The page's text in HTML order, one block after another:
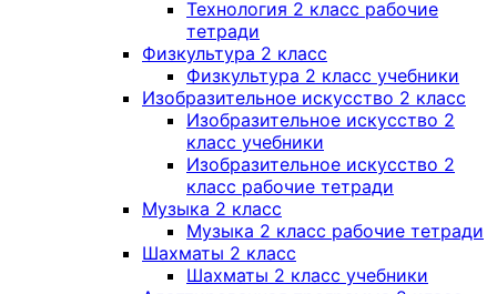
Технология 2 класс рабочие
тетради
Физкультура 2 класс
Физкультура 2 класс учебники
Изобразительное искусство 2 класс
Изобразительное искусство 2
класс учебники
Изобразительное искусство 2
класс рабочие тетради
Музыка 2 класс
Музыка 2 класс рабочие тетради
Шахматы 2 класс
Шахматы 2 класс учебники